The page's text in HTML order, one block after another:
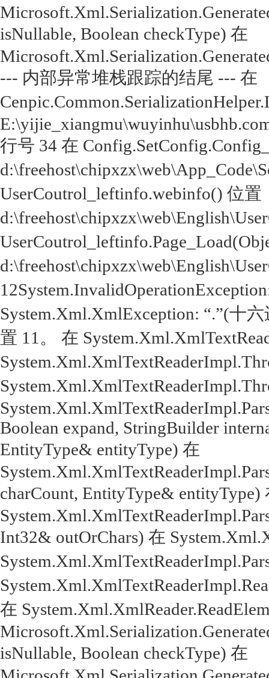
isNullable, Boolean checkType) 在
--- 内部异常堆栈跟踪的结尾 --- 在
行号 34 在
UserCoutrol_leftinfo.webinfo() 位置
System.Xml.XmlException: “.”(十
置 11。 在
Boolean expand, StringBuilder
EntityType& entityType) 在
charCount, EntityType& entityType)
Int32& outOrChars) 在
在
isNullable, Boolean checkType) 在